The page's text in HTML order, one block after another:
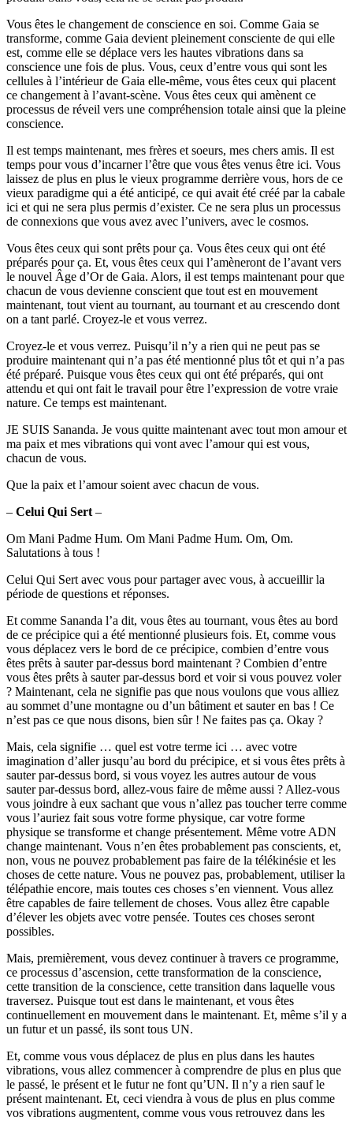
Vous êtes le changement de conscience en soi. Comme Gaia se
transforme, comme Gaia devient pleinement consciente de qui elle
est, comme elle se déplace vers les hautes vibrations dans sa
conscience une fois de plus. Vous, ceux d’entre vous qui sont les
cellules à l’intérieur de Gaia elle-même, vous êtes ceux qui placent
ce changement à l’avant-scène. Vous êtes ceux qui amènent ce
processus de réveil vers une compréhension totale ainsi que la pleine
conscience.
Il est temps maintenant, mes frères et soeurs, mes chers amis. Il est
temps pour vous d’incarner l’être que vous êtes venus être ici. Vous
laissez de plus en plus le vieux programme derrière vous, hors de ce
vieux paradigme qui a été anticipé, ce qui avait été créé par la cabale
ici et qui ne sera plus permis d’exister. Ce ne sera plus un processus
de connexions que vous avez avec l’univers, avec le cosmos.
Vous êtes ceux qui sont prêts pour ça. Vous êtes ceux qui ont été
préparés pour ça. Et, vous êtes ceux qui l’amèneront de l’avant vers
le nouvel Âge d’Or de Gaia. Alors, il est temps maintenant pour que
chacun de vous devienne conscient que tout est en mouvement
maintenant, tout vient au tournant, au tournant et au crescendo dont
on a tant parlé. Croyez-le et vous verrez.
Croyez-le et vous verrez. Puisqu’il n’y a rien qui ne peut pas se
produire maintenant qui n’a pas été mentionné plus tôt et qui n’a pas
été préparé. Puisque vous êtes ceux qui ont été préparés, qui ont
attendu et qui ont fait le travail pour être l’expression de votre vraie
nature. Ce temps est maintenant.
JE SUIS Sananda. Je vous quitte maintenant avec tout mon amour et
ma paix et mes vibrations qui vont avec l’amour qui est vous,
chacun de vous.
Que la paix et l’amour soient avec chacun de vous.
– Celui Qui Sert –
Om Mani Padme Hum. Om Mani Padme Hum. Om, Om.
Salutations à tous !
Celui Qui Sert avec vous pour partager avec vous, à accueillir la
période de questions et réponses.
Et comme Sananda l’a dit, vous êtes au tournant, vous êtes au bord
de ce précipice qui a été mentionné plusieurs fois. Et, comme vous
vous déplacez vers le bord de ce précipice, combien d’entre vous
êtes prêts à sauter par-dessus bord maintenant ? Combien d’entre
vous êtes prêts à sauter par-dessus bord et voir si vous pouvez voler
? Maintenant, cela ne signifie pas que nous voulons que vous alliez
au sommet d’une montagne ou d’un bâtiment et sauter en bas ! Ce
n’est pas ce que nous disons, bien sûr ! Ne faites pas ça. Okay ?
Mais, cela signifie … quel est votre terme ici … avec votre
imagination d’aller jusqu’au bord du précipice, et si vous êtes prêts à
sauter par-dessus bord, si vous voyez les autres autour de vous
sauter par-dessus bord, allez-vous faire de même aussi ? Allez-vous
vous joindre à eux sachant que vous n’allez pas toucher terre comme
vous l’auriez fait sous votre forme physique, car votre forme
physique se transforme et change présentement. Même votre ADN
change maintenant. Vous n’en êtes probablement pas conscients, et,
non, vous ne pouvez probablement pas faire de la télékinésie et les
choses de cette nature. Vous ne pouvez pas, probablement, utiliser la
télépathie encore, mais toutes ces choses s’en viennent. Vous allez
être capables de faire tellement de choses. Vous allez être capable
d’élever les objets avec votre pensée. Toutes ces choses seront
possibles.
Mais, premièrement, vous devez continuer à travers ce programme,
ce processus d’ascension, cette transformation de la conscience,
cette transition de la conscience, cette transition dans laquelle vous
traversez. Puisque tout est dans le maintenant, et vous êtes
continuellement en mouvement dans le maintenant. Et, même s’il y a
un futur et un passé, ils sont tous UN.
Et, comme vous vous déplacez de plus en plus dans les hautes
vibrations, vous allez commencer à comprendre de plus en plus que
le passé, le présent et le futur ne font qu’UN. Il n’y a rien sauf le
présent maintenant. Et, ceci viendra à vous de plus en plus comme
vos vibrations augmentent, comme vous vous retrouvez dans les